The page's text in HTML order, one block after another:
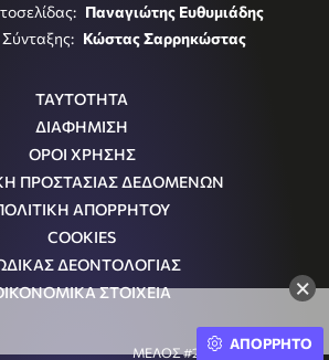
×
Παναγιώτης Ευθυμιάδης
Κώστας Σαρρηκώστας
ΤΑΥΤΟΤΗΤΑ
ΔΙΑΦΗΜΙΣΗ
ΟΡΟΙ ΧΡΗΣΗΣ
ΠΡΟΣΤΑΣΙΑΣ ΔΕΔΟΜΕΝΩΝ
ΑΠΟΡΡΗΤΟΥ
COOKIES
ΔΕΟΝΤΟΛΟΓΙΑΣ
ΣΤΟΙΧΕΙΑ
ΜΕΛΟΣ #242054ΑΠΟΡΡΗΤΟ